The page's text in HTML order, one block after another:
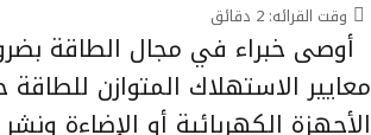
وقت القرائه: 2 دقائق
أوصى خبراء في مجال الطاقة
معايير الاستهلاك المتوازن
الأجهزة الكهربائية أو الإضاءة